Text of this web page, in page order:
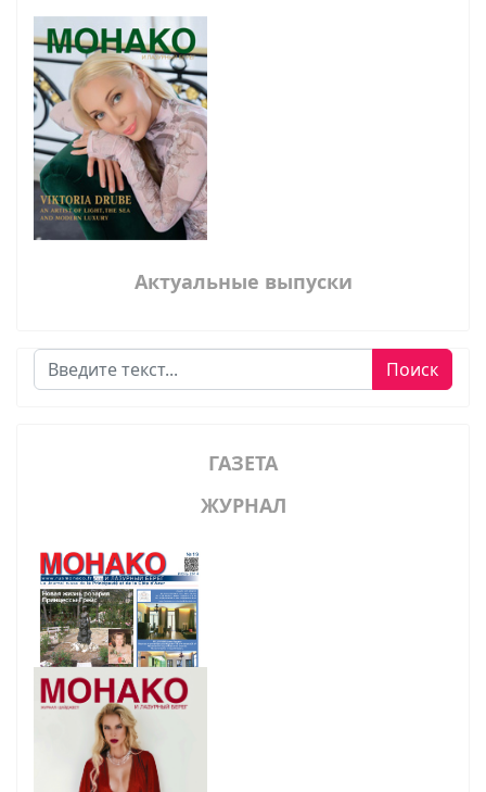
Актуальные выпуски
Поиск Поиск
ГАЗЕТА
ЖУРНАЛ